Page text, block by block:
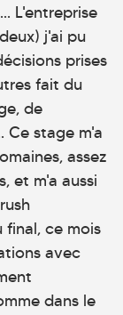
L'entreprise
j'ai pu
prises
fait du
de
Ce stage m'a
assez
et m'a aussi
final, ce mois
avec
dans le